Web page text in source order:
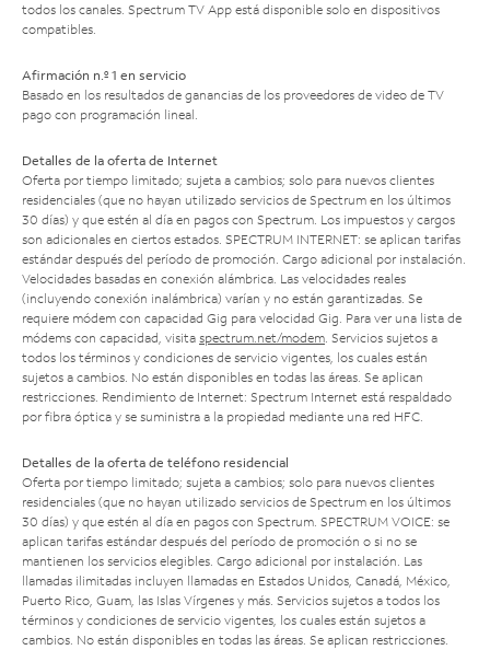
todos los canales. Spectrum TV App está disponible solo en dispositivos
compatibles.
Afirmación n.º 1 en servicio
Basado en los resultados de ganancias de los proveedores de video de TV
pago con programación lineal.
Detalles de la oferta de Internet
Oferta por tiempo limitado; sujeta a cambios; solo para nuevos clientes
residenciales (que no hayan utilizado servicios de Spectrum en los últimos
30 días) y que estén al día en pagos con Spectrum. Los impuestos y cargos
son adicionales en ciertos estados. SPECTRUM INTERNET: se aplican tarifas
estándar después del período de promoción. Cargo adicional por instalación.
Velocidades basadas en conexión alámbrica. Las velocidades reales
(incluyendo conexión inalámbrica) varían y no están garantizadas. Se
requiere módem con capacidad Gig para velocidad Gig. Para ver una lista de
módems con capacidad, visita spectrum.net/modem. Servicios sujetos a
todos los términos y condiciones de servicio vigentes, los cuales están
sujetos a cambios. No están disponibles en todas las áreas. Se aplican
restricciones. Rendimiento de Internet: Spectrum Internet está respaldado
por fibra óptica y se suministra a la propiedad mediante una red HFC.
Detalles de la oferta de teléfono residencial
Oferta por tiempo limitado; sujeta a cambios; solo para nuevos clientes
residenciales (que no hayan utilizado servicios de Spectrum en los últimos
30 días) y que estén al día en pagos con Spectrum. SPECTRUM VOICE: se
aplican tarifas estándar después del período de promoción o si no se
mantienen los servicios elegibles. Cargo adicional por instalación. Las
llamadas ilimitadas incluyen llamadas en Estados Unidos, Canadá, México,
Puerto Rico, Guam, las Islas Vírgenes y más. Servicios sujetos a todos los
términos y condiciones de servicio vigentes, los cuales están sujetos a
cambios. No están disponibles en todas las áreas. Se aplican restricciones.